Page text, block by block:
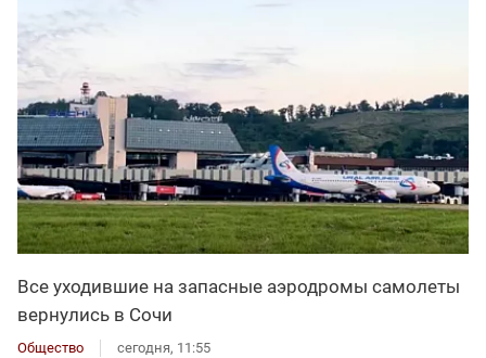
Все уходившие на запасные аэродромы самолеты
вернулись в Сочи
Общество сегодня, 11:55